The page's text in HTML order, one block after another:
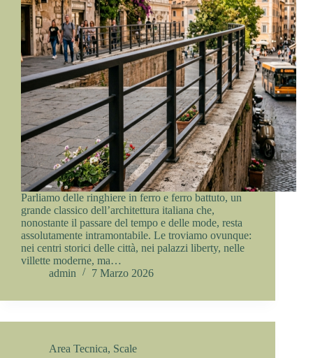
Parliamo delle ringhiere in ferro e ferro battuto, un
grande classico dell’architettura italiana che,
nonostante il passare del tempo e delle mode, resta
assolutamente intramontabile. Le troviamo ovunque:
nei centri storici delle città, nei palazzi liberty, nelle
villette moderne, ma…
admin
7 Marzo 2026
Area Tecnica, Scale